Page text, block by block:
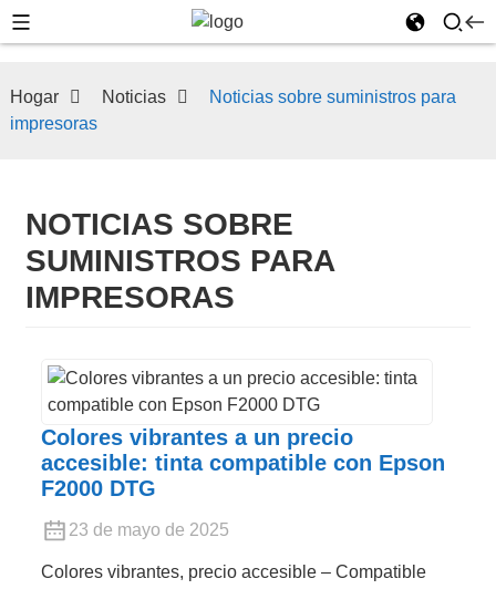
Hogar Noticias
Noticias sobre suministros para
impresoras
NOTICIAS SOBRE
SUMINISTROS PARA
IMPRESORAS
Colores vibrantes a un precio
accesible: tinta compatible con Epson
F2000 DTG
23 de mayo de 2025
Colores vibrantes, precio accesible – Compatible